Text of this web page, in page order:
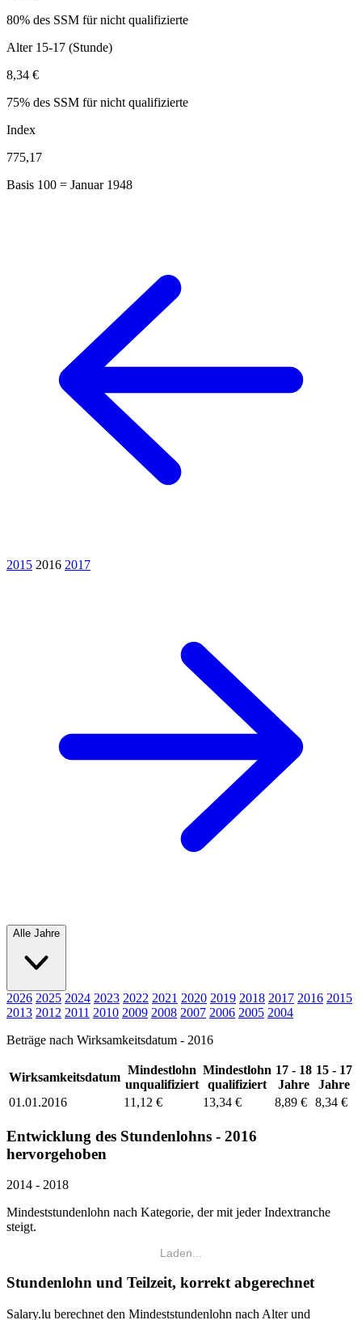
80% des SSM für nicht qualifizierte
Alter 15-17 (Stunde)
8,34 €
75% des SSM für nicht qualifizierte
Index
775,17
Basis 100 = Januar 1948
2015 2016 2017
Alle Jahre
2026 2025 2024 2023 2022 2021 2020 2019 2018 2017 2016 2015
2013 2012 2011 2010 2009 2008 2007 2006 2005 2004
Beträge nach Wirksamkeitsdatum - 2016
Wirksamkeitsdatum
Mindestlohn
unqualifiziert
Mindestlohn
qualifiziert
17 - 18
Jahre
15 - 17
Jahre
01.01.2016
11,12 € 13,34 € 8,89 € 8,34 €
Entwicklung des Stundenlohns - 2016
hervorgehoben
2014 - 2018
Mindeststundenlohn nach Kategorie, der mit jeder Indextranche
steigt.
Laden...
Stundenlohn und Teilzeit, korrekt abgerechnet
Salary.lu berechnet den Mindeststundenlohn nach Alter und